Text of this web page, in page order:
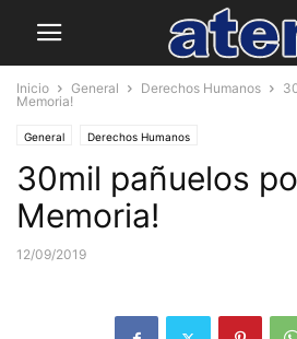
Inicio General Derechos Humanos
Memoria!
General Derechos Humanos
30mil pañuelos
Memoria!
12/09/2019